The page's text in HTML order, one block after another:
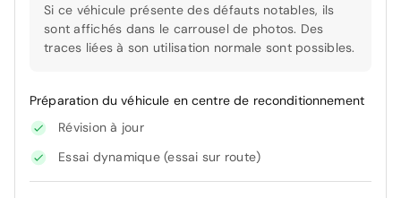
Si ce véhicule présente des défauts notables, ils
sont affichés dans le carrousel de photos. Des
traces liées à son utilisation normale sont possibles.
Préparation du véhicule en centre de reconditionnement
Révision à jour
Essai dynamique (essai sur route)